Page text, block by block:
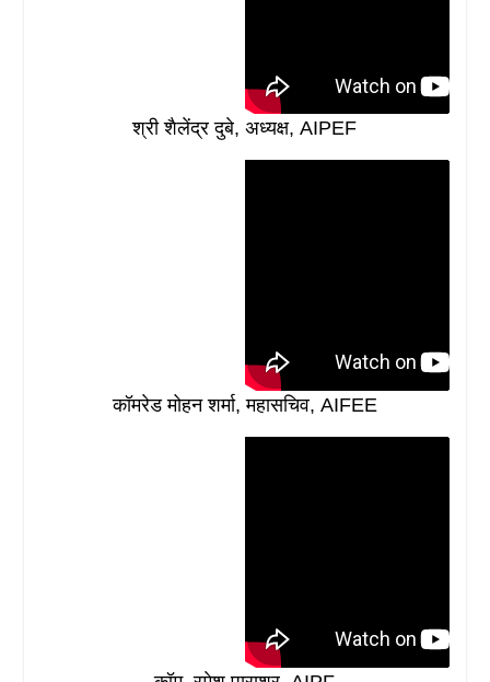
श्री शैलेंद्र दुबे, अध्यक्ष, AIPEF
कॉमरेड मोहन शर्मा, महासचिव, AIFEE